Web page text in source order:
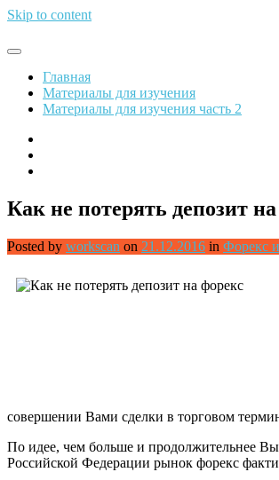
Skip to content
Обрети финансовую
Главная
Материалы для изучения
Материалы для изучения часть 2
Как не потерять депозит
Posted by workscan on 21.12.2016 in Форекс
совершении Вами сделки в торговом
По идее, чем больше и продолжительнее Вы
Российской Федерации рынок форекс